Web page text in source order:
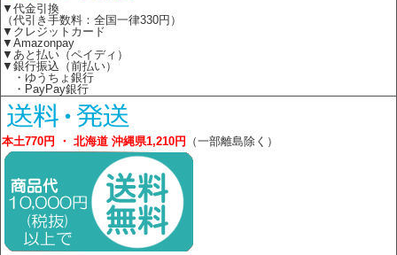
▼代金引換
（代引き手数料：全国一律330円）
▼クレジットカード
▼Amazonpay
▼あと払い（ペイディ）
▼銀行振込（前払い）
・ゆうちょ銀行
・PayPay銀行
本土770円 ・ 北海道 沖縄県1,210円 （一部離島除く）